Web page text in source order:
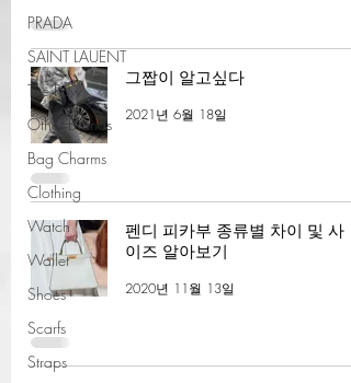
PRADA
SAINT LAUENT
The Row
Other Brands
Bag Charms
Clothing
Watch
Wallet
Shoes
Scarfs
Straps
그짭이 알고싶다
2021년 6월 18일
펜디 피카부 종류별 차이 및 사
이즈 알아보기
2020년 11월 13일